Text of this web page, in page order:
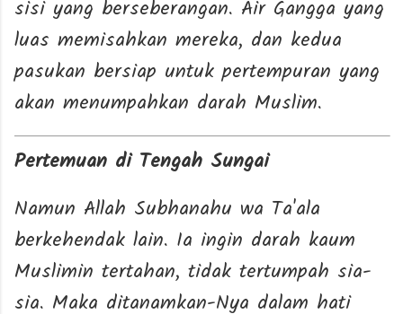
sisi yang berseberangan. Air Gangga yang
luas memisahkan mereka, dan kedua
pasukan bersiap untuk pertempuran yang
akan menumpahkan darah Muslim.
Pertemuan di Tengah Sungai
Namun Allah Subhanahu wa Ta'ala
berkehendak lain. Ia ingin darah kaum
Muslimin tertahan, tidak tertumpah sia-
sia. Maka ditanamkan-Nya dalam hati